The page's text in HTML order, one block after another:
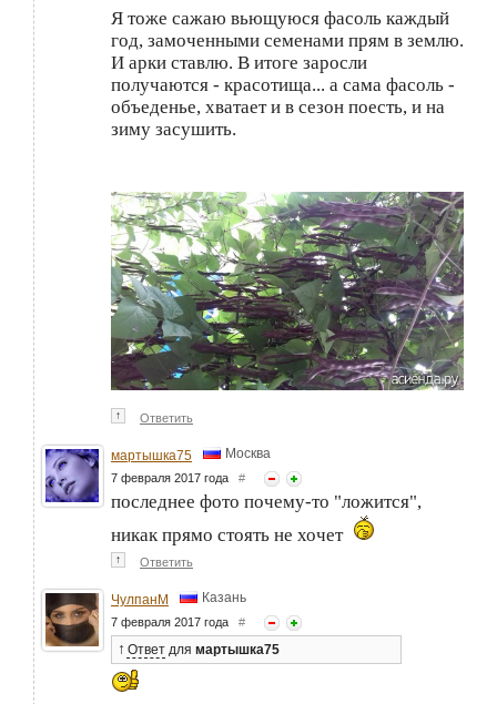
Я тоже сажаю вьющуюся фасоль каждый
год, замоченными семенами прям в землю.
И арки ставлю. В итоге заросли
получаются - красотища... а сама фасоль -
объеденье, хватает и в сезон поесть, и на
зиму засушить.
↑ Ответить
мартышка75 Москва
7 февраля 2017 года #
последнее фото почему-то "ложится",
никак прямо стоять не хочет
↑ Ответить
ЧулпанМ Казань
7 февраля 2017 года #
↑ Ответ для мартышка75